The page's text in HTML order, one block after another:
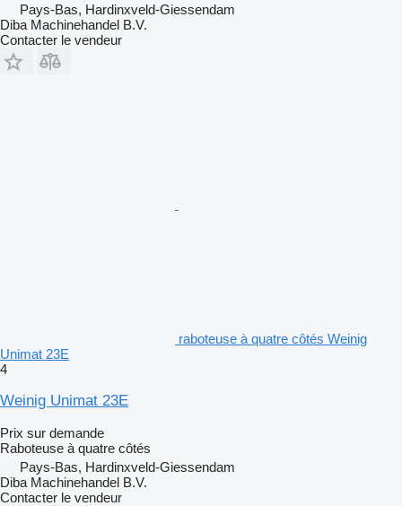
Pays-Bas, Hardinxveld-Giessendam
Diba Machinehandel B.V.
Contacter le vendeur
raboteuse à quatre côtés Weinig
Unimat 23E
4
Weinig Unimat 23E
Prix sur demande
Raboteuse à quatre côtés
Pays-Bas, Hardinxveld-Giessendam
Diba Machinehandel B.V.
Contacter le vendeur